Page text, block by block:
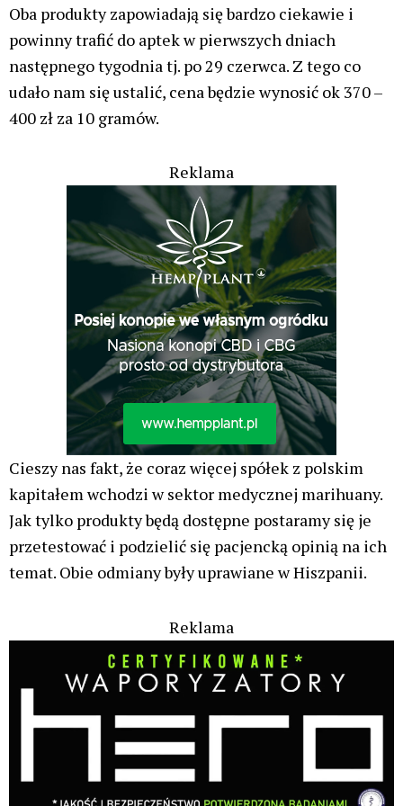
Oba produkty zapowiadają się bardzo ciekawie i
powinny trafić do aptek w pierwszych dniach
następnego tygodnia tj. po 29 czerwca. Z tego co
udało nam się ustalić, cena będzie wynosić ok 370 –
400 zł za 10 gramów.
Reklama
Cieszy nas fakt, że coraz więcej spółek z polskim
kapitałem wchodzi w sektor medycznej marihuany.
Jak tylko produkty będą dostępne postaramy się je
przetestować i podzielić się pacjencką opinią na ich
temat. Obie odmiany były uprawiane w Hiszpanii.
Reklama